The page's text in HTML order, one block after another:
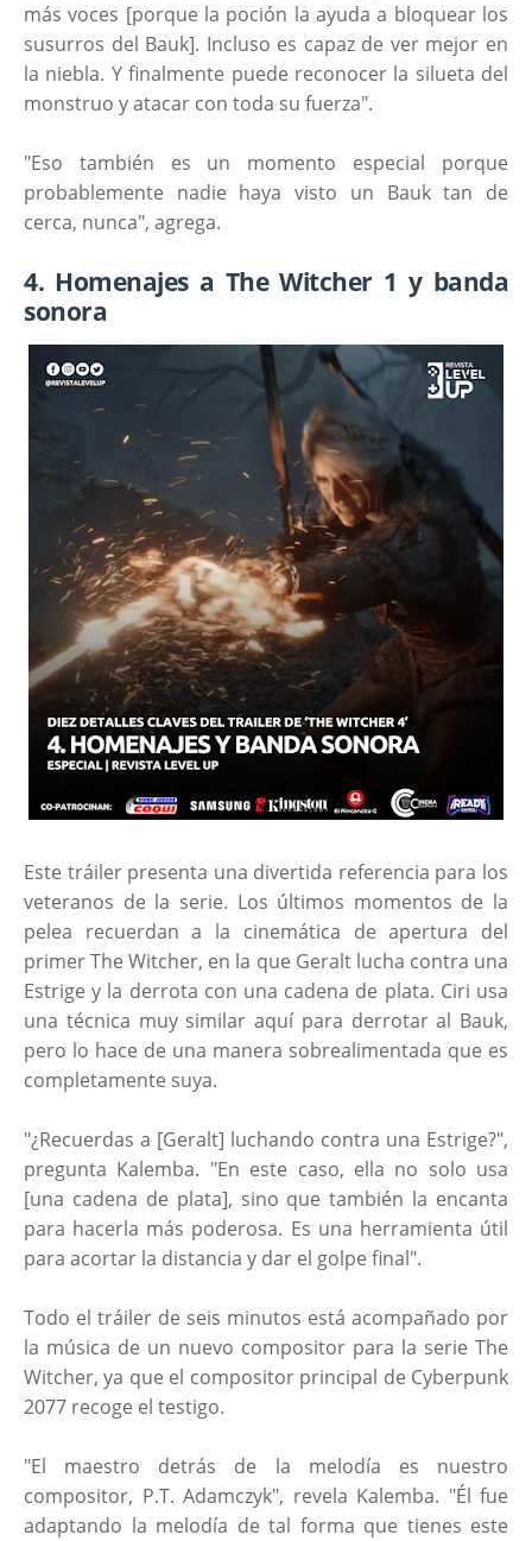
más voces [porque la poción la ayuda a bloquear los
susurros del Bauk]. Incluso es capaz de ver mejor en
la niebla. Y finalmente puede reconocer la silueta del
monstruo y atacar con toda su fuerza".
"Eso también es un momento especial porque
probablemente nadie haya visto un Bauk tan de
cerca, nunca", agrega.
4. Homenajes a The Witcher 1 y banda
sonora
Este tráiler presenta una divertida referencia para los
veteranos de la serie. Los últimos momentos de la
pelea recuerdan a la cinemática de apertura del
primer The Witcher, en la que Geralt lucha contra una
Estrige y la derrota con una cadena de plata. Ciri usa
una técnica muy similar aquí para derrotar al Bauk,
pero lo hace de una manera sobrealimentada que es
completamente suya.
"¿Recuerdas a [Geralt] luchando contra una Estrige?",
pregunta Kalemba. "En este caso, ella no solo usa
[una cadena de plata], sino que también la encanta
para hacerla más poderosa. Es una herramienta útil
para acortar la distancia y dar el golpe final".
Todo el tráiler de seis minutos está acompañado por
la música de un nuevo compositor para la serie The
Witcher, ya que el compositor principal de Cyberpunk
2077 recoge el testigo.
"El maestro detrás de la melodía es nuestro
compositor, P.T. Adamczyk", revela Kalemba. "Él fue
adaptando la melodía de tal forma que tienes este